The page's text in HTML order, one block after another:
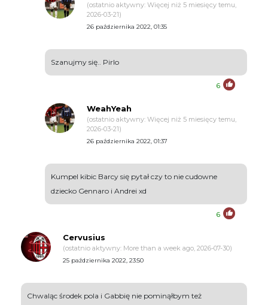
(ostatnio aktywny: Więcej niż 5 miesięcy temu,
2026-03-21)
26 października 2022, 01:35
Szanujmy się.. Pirlo
6
WeahYeah
(ostatnio aktywny: Więcej niż 5 miesięcy temu,
2026-03-21)
26 października 2022, 01:37
Kumpel kibic Barcy się pytał czy to nie cudowne
dziecko Gennaro i Andrei xd
6
Cervusius
(ostatnio aktywny: More than a week ago, 2026-07-30)
25 października 2022, 23:50
Chwaląc środek pola i Gabbię nie pominąłbym też